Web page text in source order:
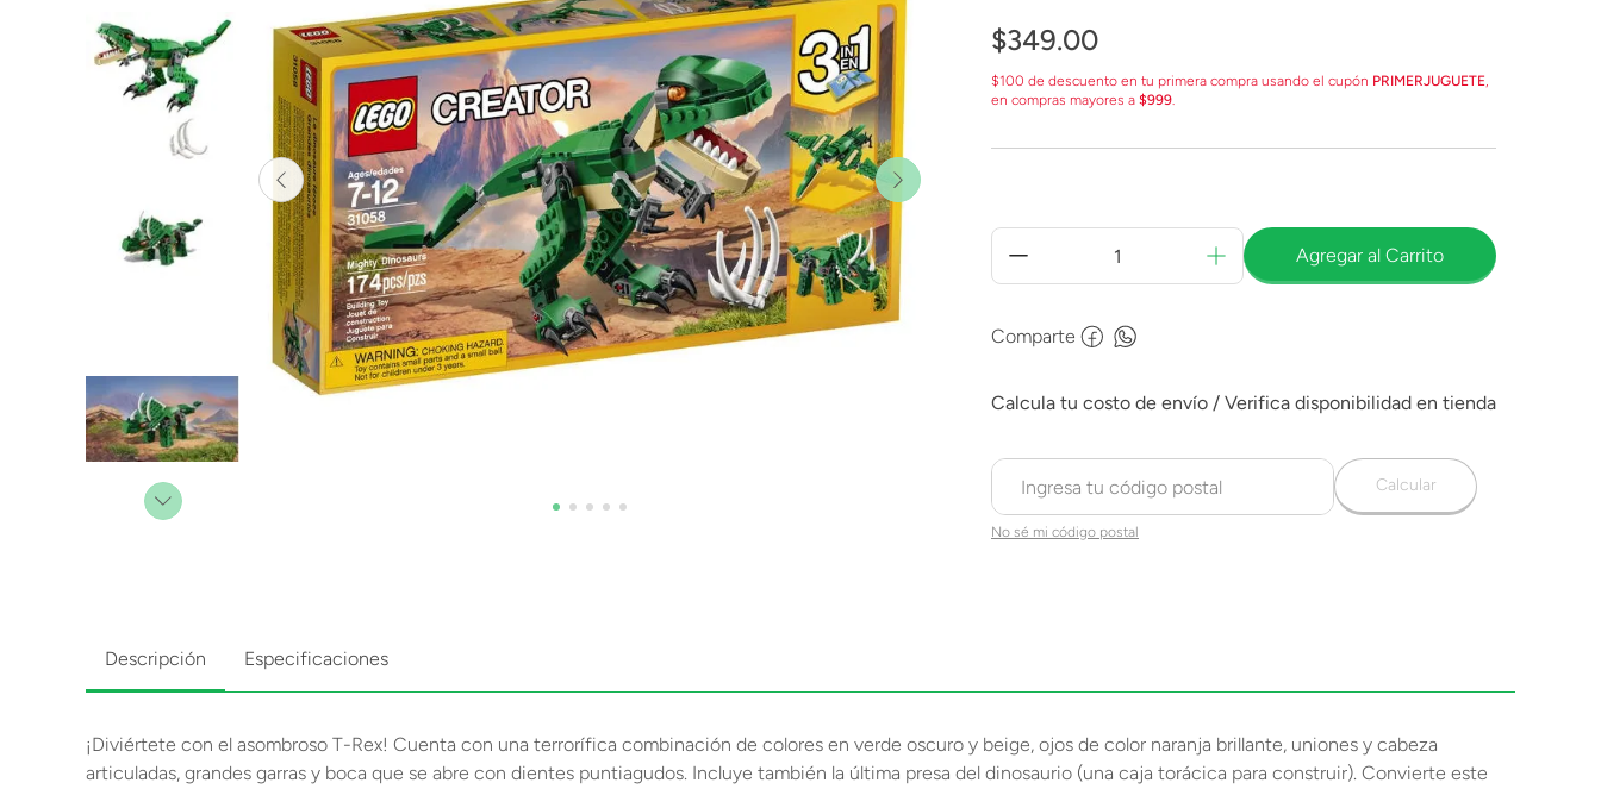
Lanzadores
Muñecas
Construcción
Vehículos y Pistas
$349.00
$100 de descuento en tu primera compra usando el cupón PRIMERJUGUETE,
en compras mayores a $999.
Agregar al Carrito
Comparte
No sé mi código postal
Calcular
Descripción Especificaciones
¡Diviértete con el asombroso T-Rex! Cuenta con una terrorífica combinación de colores en verde oscuro y beige, ojos de color naranja brillante, uniones y cabeza
articuladas, grandes garras y boca que se abre con dientes puntiagudos. Incluye también la última presa del dinosaurio (una caja torácica para construir). Convierte este